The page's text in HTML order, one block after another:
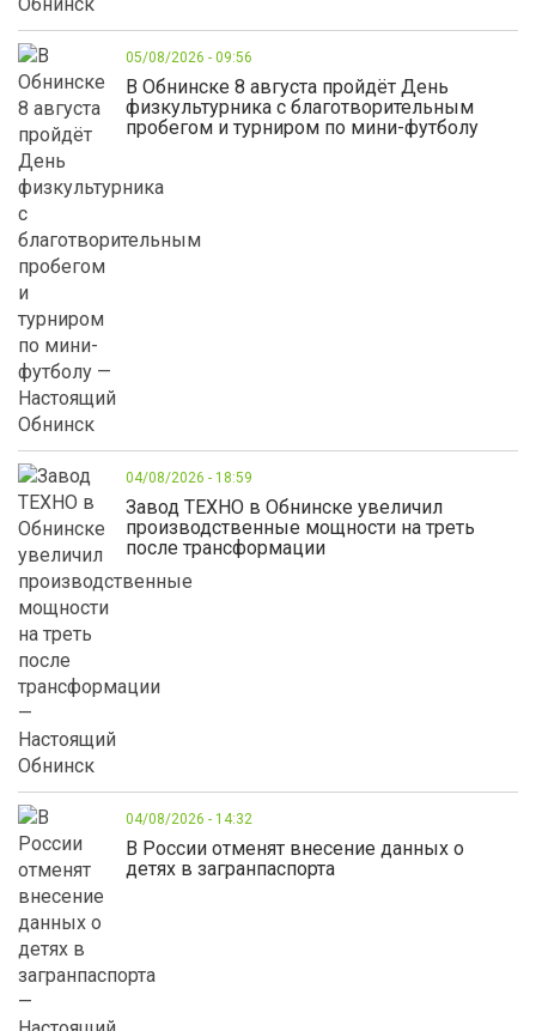
05/08/2026 - 09:56
В Обнинске 8 августа пройдёт День
физкультурника с благотворительным
пробегом и турниром по мини-футболу
04/08/2026 - 18:59
Завод ТЕХНО в Обнинске увеличил
производственные мощности на треть
после трансформации
04/08/2026 - 14:32
В России отменят внесение данных о
детях в загранпаспорта